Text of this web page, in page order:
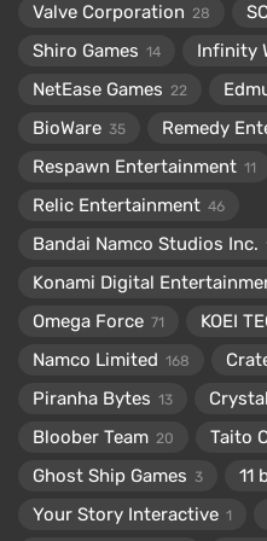
Valve Corporation 28
Shiro Games 14 Infinity
NetEase Games 22
BioWare 35 Remedy
Respawn Entertainment 11
Relic Entertainment 46
Bandai Namco Studios Inc.
Konami Digital
Omega Force 71 KOEI
Namco Limited 168
Piranha Bytes 13
Bloober Team 20 Taito
Ghost Ship Games 3 11
Your Story Interactive 1